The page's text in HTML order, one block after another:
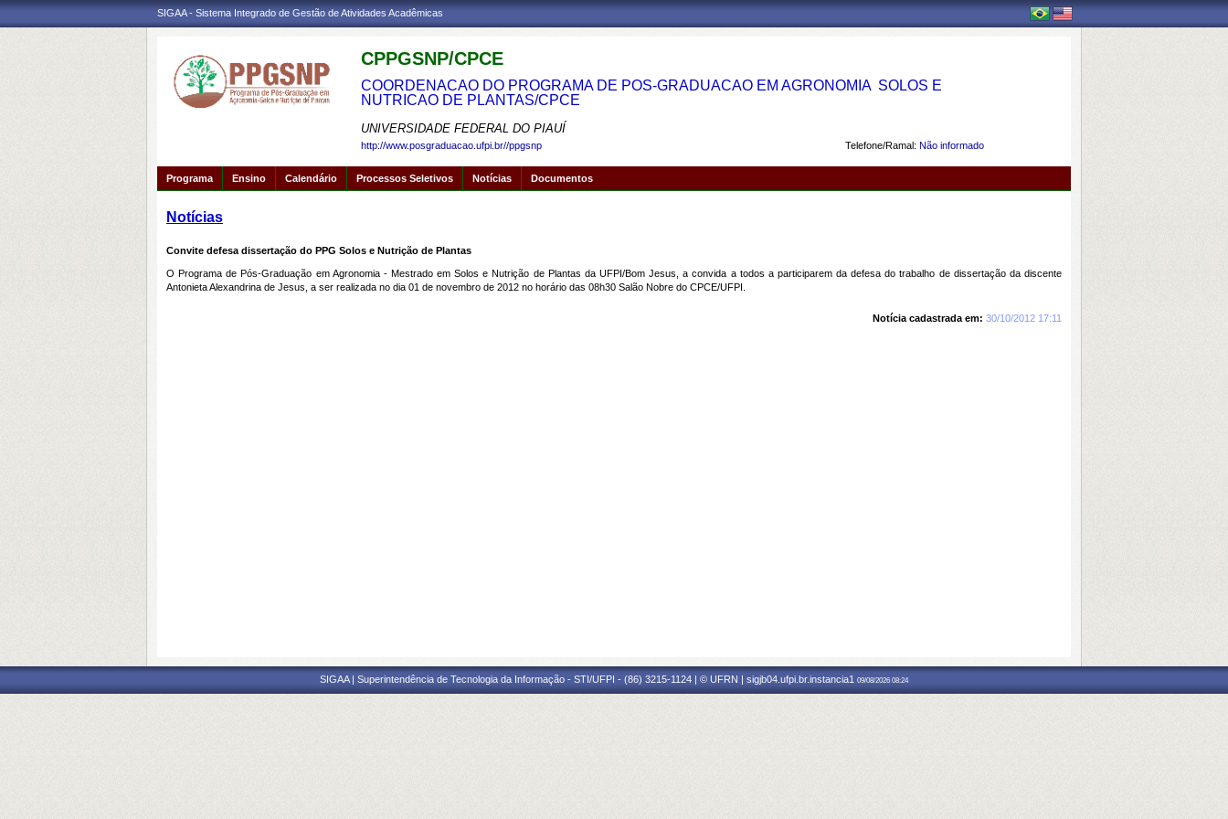
SIGAA - Sistema Integrado de Gestão de Atividades Acadêmicas
CPPGSNP/CPCE
COORDENACAO DO PROGRAMA DE POS-GRADUACAO EM AGRONOMIA  SOLOS E
NUTRICAO DE PLANTAS/CPCE
UNIVERSIDADE FEDERAL DO PIAUÍ
Telefone/Ramal: Não informado
http://www.posgraduacao.ufpi.br//ppgsnp
Programa Ensino Calendário Processos Seletivos Notícias Documentos
Notícias
Convite defesa dissertação do PPG Solos e Nutrição de Plantas
O Programa de Pós-Graduação em Agronomia - Mestrado em Solos e Nutrição de Plantas da UFPI/Bom Jesus, a convida a todos a participarem da defesa do trabalho de dissertação da discente
Antonieta Alexandrina de Jesus, a ser realizada no dia 01 de novembro de 2012 no horário das 08h30 Salão Nobre do CPCE/UFPI.
Notícia cadastrada em: 30/10/2012 17:11
SIGAA | Superintendência de Tecnologia da Informação - STI/UFPI - (86) 3215-1124 | © UFRN | sigjb04.ufpi.br.instancia1 09/08/2026 08:24